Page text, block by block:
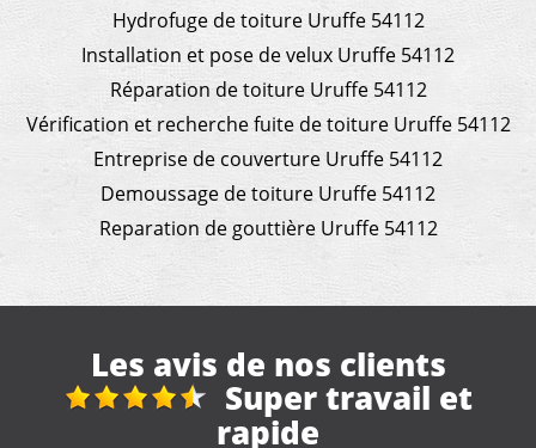
Hydrofuge de toiture Uruffe 54112
Installation et pose de velux Uruffe 54112
Réparation de toiture Uruffe 54112
Vérification et recherche fuite de toiture Uruffe 54112
Entreprise de couverture Uruffe 54112
Demoussage de toiture Uruffe 54112
Reparation de gouttière Uruffe 54112
Les avis de nos clients
Réfection toiture de
véranda + gouttières maison